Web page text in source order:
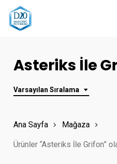
Skip
Asteriks İle
Varsayılan Sıralama
Ana Sayfa Mağaza
Ürünler “Asteriks İle Grifon”